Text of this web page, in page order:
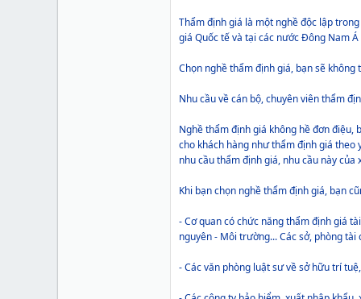
Thẩm định giá là một nghề độc lập
giá Quốc tế và tại các nước Đông Nam
Chọn nghề thẩm định giá, bạn sẽ không
Nhu cầu về cán bộ, chuyên viên thẩm
Nghề thẩm định giá không hề đơn điệu,
cho khách hàng như thẩm định giá theo
nhu cầu thẩm định giá, nhu cầu này của
Khi bạn chọn nghề thẩm định giá, bạn
- Cơ quan có chức năng thẩm định giá
nguyên - Môi trường... Các sở, phòng
- Các văn phòng luật sư về sở hữu trí